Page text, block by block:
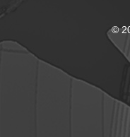
©